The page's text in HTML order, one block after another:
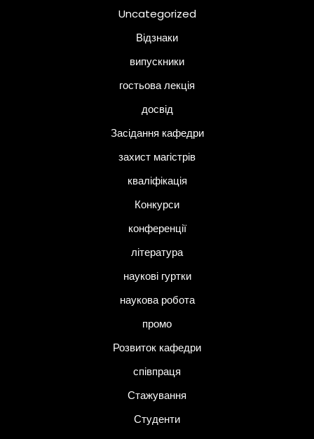
Uncategorized
Відзнаки
випускники
гостьова лекція
досвід
Засідання кафедри
захист магістрів
кваліфікація
Конкурси
конференції
література
наукові гуртки
наукова робота
промо
Розвиток кафедри
співпраця
Стажування
Студенти